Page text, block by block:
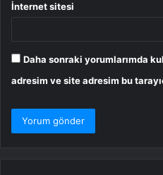
İnternet sitesi
Daha sonraki yorumlarımda
adresim ve site adresim bu